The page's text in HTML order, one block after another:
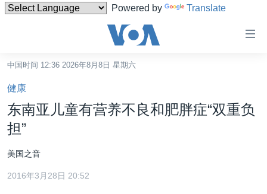
Powered by Translate
碍
链
接
跳
转
内
容
中国
中国时间 12:36 2026年8月8日 星期六
健康
东南亚儿童有营养不良和肥胖症“双重负
担”
美国之音
2016年3月28日 20:52